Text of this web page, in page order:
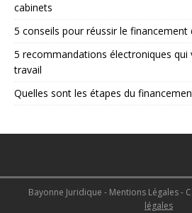
cabinets
5 conseils pour réussir le financement
5 recommandations électroniques qui
travail
Quelles sont les étapes du
Bayonne Juridique - Mentions Légales -
légales